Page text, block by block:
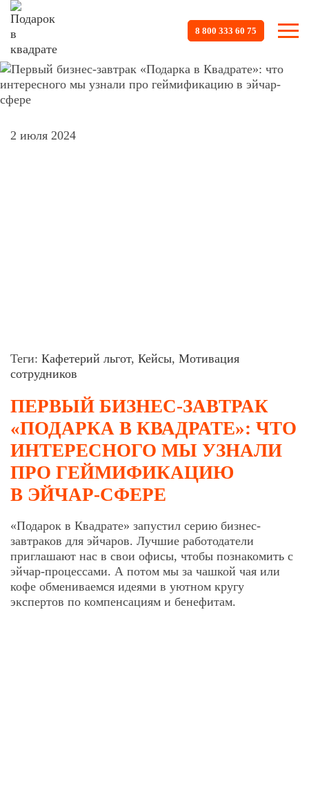
8 800 333 60 75
2 июля 2024
Теги: Кафетерий льгот, Кейсы, Мотивация
сотрудников
ПЕРВЫЙ БИЗНЕС-ЗАВТРАК
«ПОДАРКА В КВАДРАТЕ»: ЧТО
ИНТЕРЕСНОГО МЫ УЗНАЛИ
ПРО ГЕЙМИФИКАЦИЮ
В ЭЙЧАР-СФЕРЕ
«Подарок в Квадрате» запустил серию бизнес-
завтраков для эйчаров. Лучшие работодатели
приглашают нас в свои офисы, чтобы познакомить с
эйчар-процессами. А потом мы за чашкой чая или
кофе обмениваемся идеями в уютном кругу
экспертов по компенсациям и бенефитам.